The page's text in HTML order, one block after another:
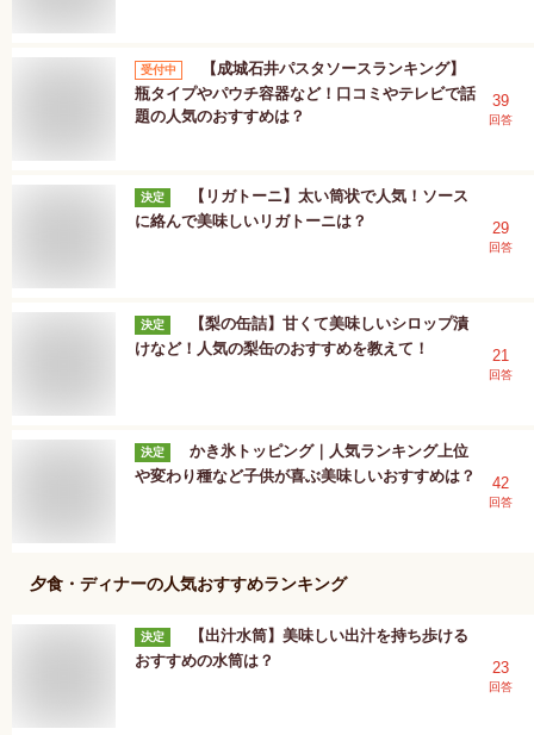
受付中
【成城石井パスタソースランキング】
瓶タイプやパウチ容器など！口コミやテレビで話
題の人気のおすすめは？
39
回答
決定
【リガトーニ】太い筒状で人気！ソース
に絡んで美味しいリガトーニは？
29
回答
決定
【梨の缶詰】甘くて美味しいシロップ漬
けなど！人気の梨缶のおすすめを教えて！
21
回答
決定
かき氷トッピング｜人気ランキング上位
や変わり種など子供が喜ぶ美味しいおすすめは？
42
回答
夕食・ディナーの人気おすすめランキング
決定
【出汁水筒】美味しい出汁を持ち歩ける
おすすめの水筒は？
23
回答